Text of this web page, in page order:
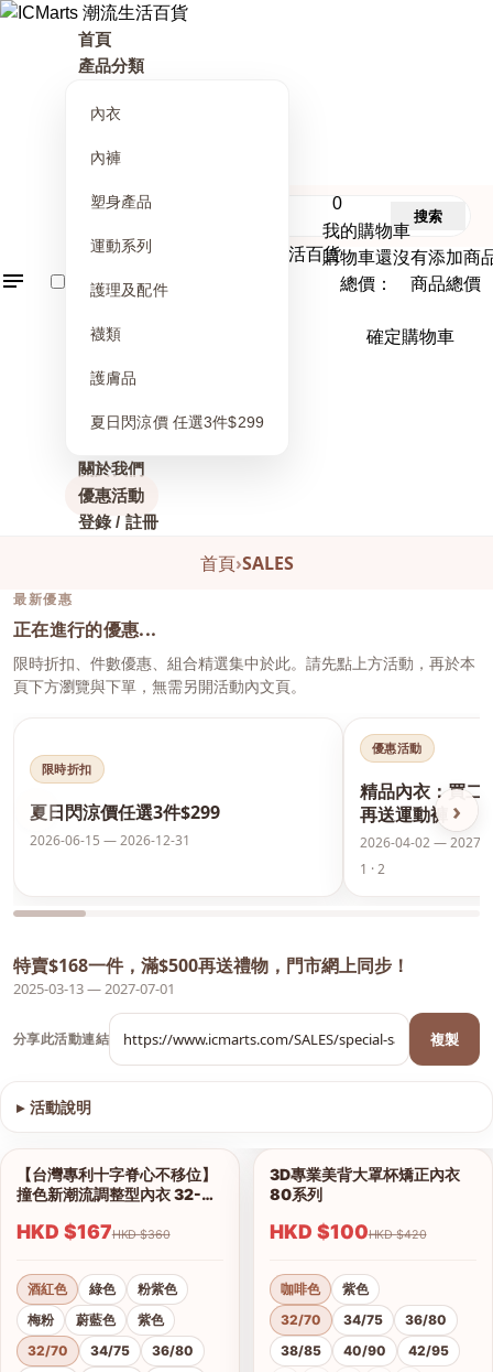
首頁
產品分類
內衣
內褲
塑身產品
運動系列
護理及配件
襪類
護膚品
夏日閃涼價 任選3件$299
關於我們
優惠活動
登錄 / 註冊
0
我的購物車
購物車還沒有添加商
總價： 商品總價
確定購物車
搜索
首頁›SALES
最新優惠
正在進行的優惠...
限時折扣、件數優惠、組合精選集中於此。請先點上方活動，再於本
頁下方瀏覽與下單，無需另開活動內文頁。
‹ ›
限時折扣
夏日閃涼價任選3件$299
2026-06-15 — 2026-12-31
優惠活動
精品內衣：買二
再送運動褲
2026-04-02 — 2027-
1 · 2
特賣$168一件，滿$500再送禮物，門市網上同步！
2025-03-13 — 2027-07-01
分享此活動連結 複製
▸ 活動說明
1/12
查看圖片
【台灣專利十字脊心不移位】
撞色新潮流調整型內衣 32-42
HKD $167 HKD $360
酒紅色 綠色
粉紫色
梅粉
蔚藍色
紫色
32/70
34/75
36/80
1/6
3D專業美背大罩杯矯正內衣
80系列
HKD $100 HKD $420
咖啡色
紫色
32/70
34/75
36/80
38/85
40/90
42/95